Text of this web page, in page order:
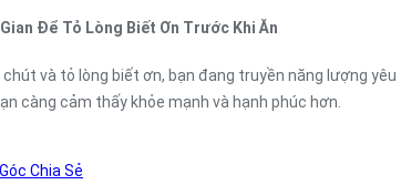
Để Tỏ Lòng Biết Ơn Trước Khi Ăn
và tỏ lòng biết ơn, bạn đang truyền năng lượng
càng cảm thấy khỏe mạnh và hạnh phúc hơn.
Góc Chia Sẻ